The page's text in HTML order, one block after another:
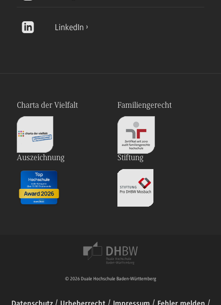
LinkedIn
Charta der Vielfalt Familiengerecht
Auszeichnung Stiftung
© 2026 Duale Hochschule Baden-Württemberg